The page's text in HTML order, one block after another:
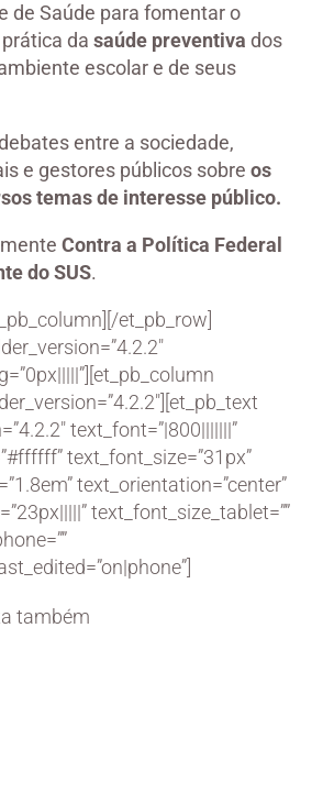
de Saúde para fomentar o
da saúde preventiva dos
escolar e de seus
entre a sociedade,
e gestores públicos sobre os
temas de interesse público.
Contra a Política Federal
do SUS.
et_pb_row]
text_font=”|800|||||||”
text_font_size=”31px”
text_orientation=”center”
text_font_size_tablet=””
também